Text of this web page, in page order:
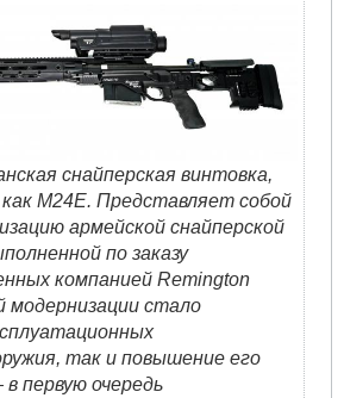
снайперская винтовка,
как М24Е. Представляет собой
армейской снайперской
по заказу
компанией Remington
модернизации стало
так и повышение его
первую очередь